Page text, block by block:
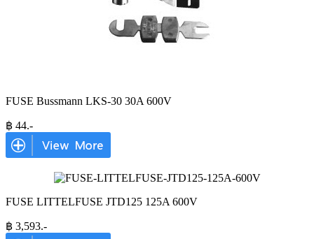
FUSE Bussmann LKS-30 30A 600V
฿ 44.-
FUSE LITTELFUSE JTD125 125A 600V
฿ 3,593.-